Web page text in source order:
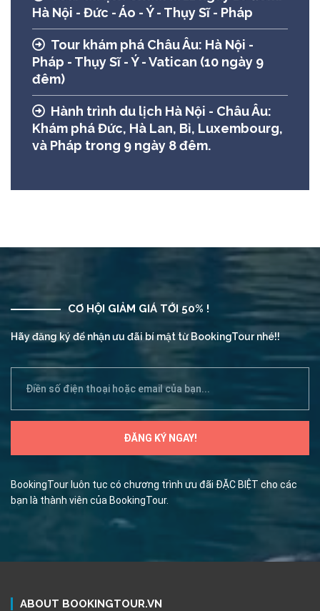
Hà Nội - Đức - Áo - Ý - Thụy Sĩ - Pháp
Tour khám phá Châu Âu: Hà Nội -
Pháp - Thụy Sĩ - Ý - Vatican (10 ngày 9
đêm)
Hành trình du lịch Hà Nội - Châu Âu:
Khám phá Đức, Hà Lan, Bỉ, Luxembourg,
và Pháp trong 9 ngày 8 đêm.
CƠ HỘI GIẢM GIÁ TỚI 50% !
Hãy đăng ký để nhận ưu đãi bí mật từ BookingTour nhé!!
BookingTour luôn tục có chương trình ưu đãi ĐẶC BIỆT cho các
bạn là thành viên của BookingTour.
ABOUT BOOKINGTOUR.VN